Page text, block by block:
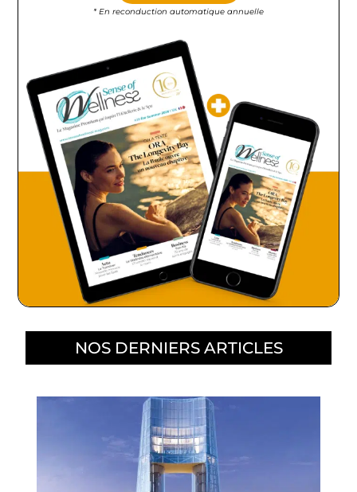
* En reconduction automatique annuelle
NOS DERNIERS ARTICLES